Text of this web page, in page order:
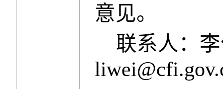
意见。
联系人：
liwei@cfi